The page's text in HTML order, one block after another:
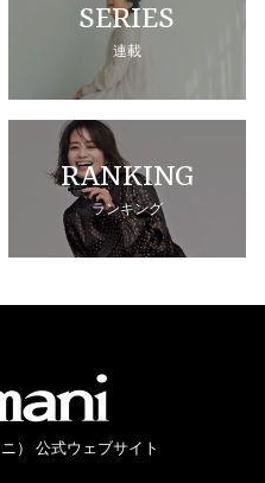
SERIES
連載
RANKING
ランキング
） 公式ウェブサイト